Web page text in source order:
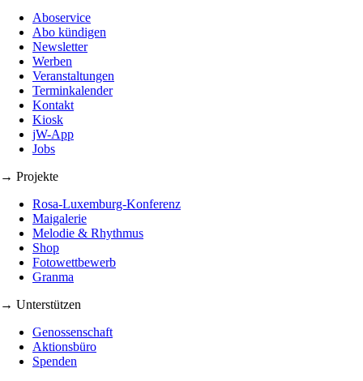
Aboservice
Abo kündigen
Newsletter
Werben
Veranstaltungen
Terminkalender
Kontakt
Kiosk
jW-App
Jobs
→ Projekte
Rosa-Luxemburg-Konferenz
Maigalerie
Melodie & Rhythmus
Shop
Fotowettbewerb
Granma
→ Unterstützen
Genossenschaft
Aktionsbüro
Spenden